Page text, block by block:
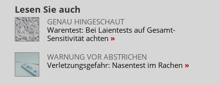
Lesen Sie auch
GENAU HINGESCHAUT
Warentest: Bei Laientests auf Gesamt-
Sensitivität achten
WARNUNG VOR ABSTRICHEN
Verletzungsgefahr: Nasentest im Rachen